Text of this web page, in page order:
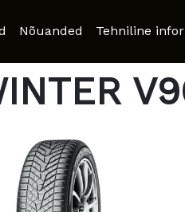
Nõuanded Tehniline
V905